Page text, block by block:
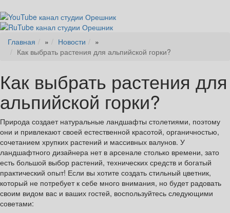
Главная » Новости
»
Как выбрать растения для альпийской горки?
Как выбрать растения для
альпийской горки?
Природа создает натуральные ландшафты столетиями, поэтому
они и привлекают своей естественной красотой, органичностью,
сочетанием хрупких растений и массивных валунов. У
ландшафтного дизайнера нет в арсенале столько времени, зато
есть большой выбор растений, технических средств и богатый
практический опыт! Если вы хотите создать стильный цветник,
который не потребует к себе много внимания, но будет радовать
своим видом вас и ваших гостей, воспользуйтесь следующими
советами: